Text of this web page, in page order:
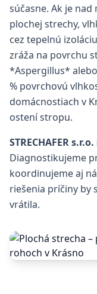
súčasne. Ak je
plochej strechy,
cez tepelnú
zráža na povrchu
*Aspergillus*
% povrchovú
domácnostiach v
ostení stropu.
STRECHAFER s.r.o.
Diagnostikujeme
koordinujeme aj
riešenia príčiny by
vrátila.